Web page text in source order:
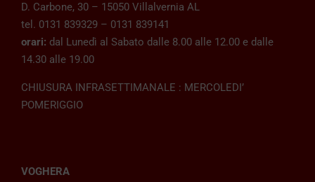
D. Carbone, 30 – 15050 Villalvernia AL
tel. 0131 839329 – 0131 839141
orari: dal Lunedì al Sabato dalle 8.00 alle 12.00 e dalle
14.30 alle 19.00
CHIUSURA INFRASETTIMANALE : MERCOLEDI’
POMERIGGIO
VOGHERA